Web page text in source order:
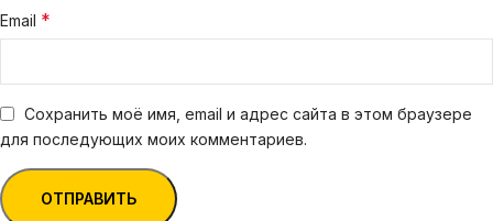
Email *
Сохранить моё имя, email и адрес сайта в этом браузере
для последующих моих комментариев.